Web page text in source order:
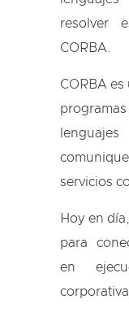
resolver
CORBA.
CORBA
servicios
Hoy en
para
en